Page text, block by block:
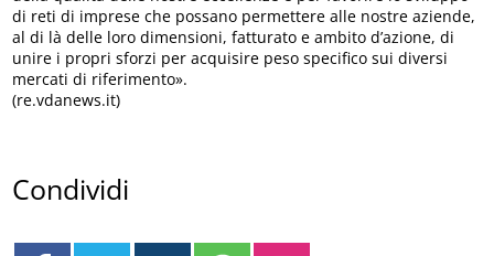
di reti di imprese che possano permettere alle nostre aziende,
al di là delle loro dimensioni, fatturato e ambito d’azione, di
unire i propri sforzi per acquisire peso specifico sui diversi
mercati di riferimento».
(re.vdanews.it)
Condividi